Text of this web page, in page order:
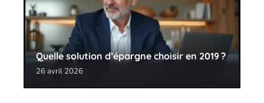
Quelle solution d’épargne choisir en 2019 ?
26 avril 2026